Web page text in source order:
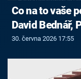
Co na to vaše
David Bednář,
30. června 2026 17:55